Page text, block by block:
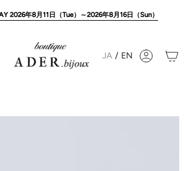
2026年8月11日（Tue）～2026年8月16日（Sun）
JA / EN Account